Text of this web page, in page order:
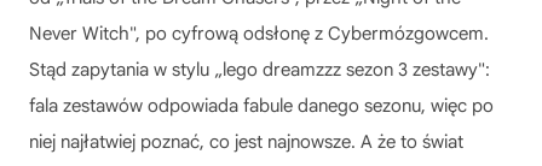
Never Witch", po cyfrową odsłonę z Cybermózgowcem.
Stąd zapytania w stylu „lego dreamzzz sezon 3 zestawy":
fala zestawów odpowiada fabule danego sezonu, więc po
niej najłatwiej poznać, co jest najnowsze. A że to świat